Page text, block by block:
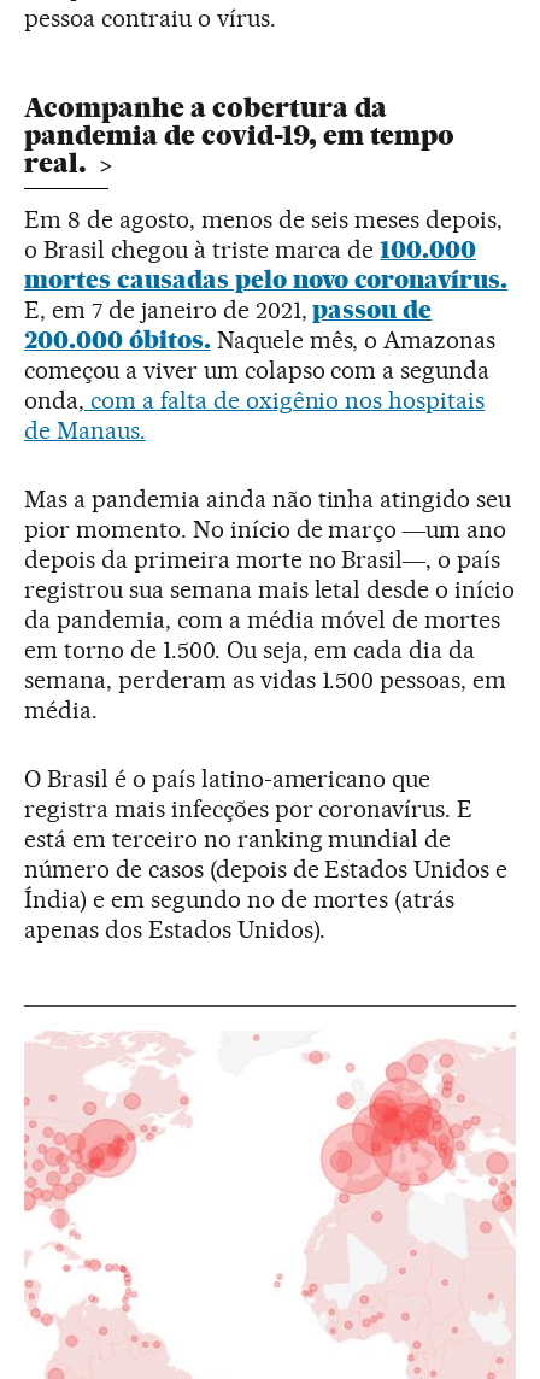
pessoa contraiu o vírus.
Acompanhe a cobertura da
pandemia de covid-19, em tempo
real.
Em 8 de agosto, menos de seis meses depois,
o Brasil chegou à triste marca de100.000
mortes causadas pelo novo coronavírus.
E, em 7 de janeiro de 2021,passou de
200.000 óbitos. Naquele mês, o Amazonas
começou a viver um colapso com a segunda
onda, com a falta de oxigênio nos hospitais
de Manaus.
Mas a pandemia ainda não tinha atingido seu
pior momento. No início de março ―um ano
depois da primeira morte no Brasil―, o país
registrou sua semana mais letal desde o início
da pandemia, com a média móvel de mortes
em torno de 1.500. Ou seja, em cada dia da
semana, perderam as vidas 1.500 pessoas, em
média.
O Brasil é o país latino-americano que
registra mais infecções por coronavírus. E
está em terceiro no ranking mundial de
número de casos (depois de Estados Unidos e
Índia) e em segundo no de mortes (atrás
apenas dos Estados Unidos).